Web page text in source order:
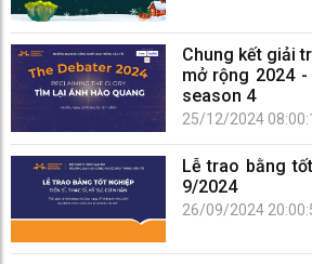
Chung kết giải
mở rộng 2024
season 4
25/12/2024
Lễ trao bằng
9/2024
26/09/2024